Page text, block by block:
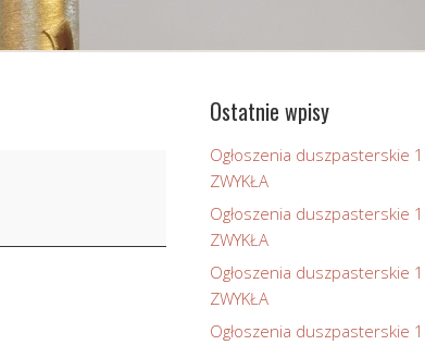
Ostatnie wpisy
Ogłoszenia duszpasterskie
ZWYKŁA
Ogłoszenia duszpasterskie
ZWYKŁA
Ogłoszenia duszpasterskie
ZWYKŁA
Ogłoszenia duszpasterskie